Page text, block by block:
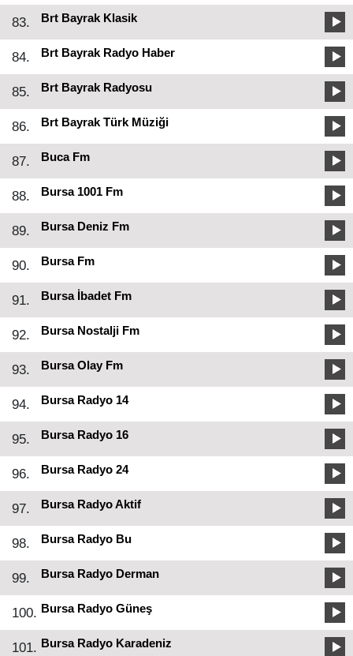
83. Brt Bayrak Klasik
84. Brt Bayrak Radyo Haber
85. Brt Bayrak Radyosu
86. Brt Bayrak Türk Müziği
87. Buca Fm
88. Bursa 1001 Fm
89. Bursa Deniz Fm
90. Bursa Fm
91. Bursa İbadet Fm
92. Bursa Nostalji Fm
93. Bursa Olay Fm
94. Bursa Radyo 14
95. Bursa Radyo 16
96. Bursa Radyo 24
97. Bursa Radyo Aktif
98. Bursa Radyo Bu
99. Bursa Radyo Derman
100. Bursa Radyo Güneş
101. Bursa Radyo Karadeniz